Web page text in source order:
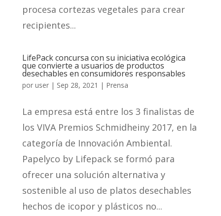
procesa cortezas vegetales para crear
recipientes...
LifePack concursa con su iniciativa ecológica
que convierte a usuarios de productos
desechables en consumidores responsables
por user| Sep 28, 2021 | Prensa
La empresa está entre los 3 finalistas de
los VIVA Premios Schmidheiny 2017, en la
categoría de Innovación Ambiental.
Papelyco by Lifepack se formó para
ofrecer una solución alternativa y
sostenible al uso de platos desechables
hechos de icopor y plásticos no...